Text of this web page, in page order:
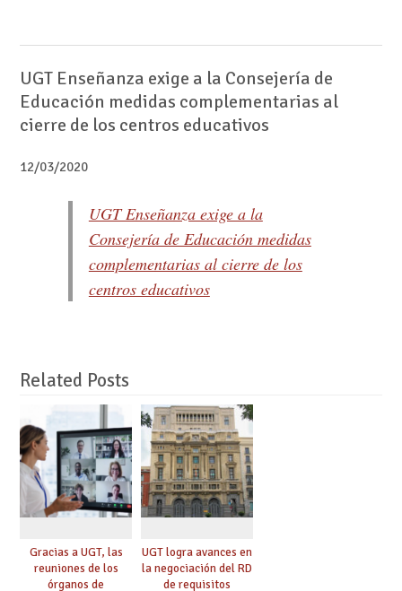
UGT Enseñanza exige a la Consejería de
Educación medidas complementarias al
cierre de los centros educativos
12/03/2020
UGT Enseñanza exige a la
Consejería de Educación medidas
complementarias al cierre de los
centros educativos
Related Posts
Gracias a UGT, las
reuniones de los
órganos de
UGT logra avances en
la negociación del RD
de requisitos